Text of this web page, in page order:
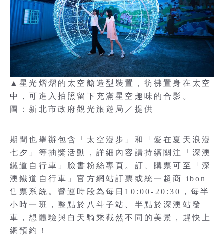
▲星光熠熠的太空艙造型裝置，彷彿置身在太空
中，可進入拍照留下充滿星空趣味的合影。
圖：新北市政府觀光旅遊局／提供
期間也舉辦包含「太空漫步」和「愛在夏天浪漫
七夕」等抽獎活動，詳細內容請持續關注「深澳
鐵道自行車」臉書粉絲專頁。訂、購票可至「深
澳鐵道自行車」官方網站訂票或統一超商 ibon
售票系統。營運時段為每日10:00-20:30，每半
小時一班，整點於八斗子站、半點於深澳站發
車，想體驗與白天騎乘截然不同的美景，趕快上
網預約！